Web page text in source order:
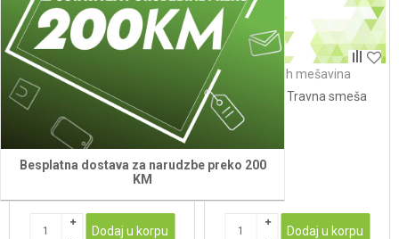
Besplatna dostava za narudzbe preko 200
KM
Detelinsko - travne smeše
Semenarna Detelinsko -
travna smeša LIVADA 5 kg
KM
Dodaj u korpu
Seme travnih mešavina
Semenarna Travna smeša
BLED 1 kg
12,40
Dodaj u korpu